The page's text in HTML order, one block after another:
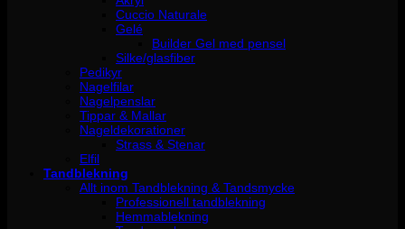
Cuccio Naturale
Gelé
Builder Gel med pensel
Silke/glasfiber
Pedikyr
Nagelfilar
Nagelpenslar
Tippar & Mallar
Nageldekorationer
Strass & Stenar
Elfil
Tandblekning
Allt inom Tandblekning & Tandsmycke
Professionell tandblekning
Hemmablekning